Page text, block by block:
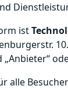
ist
alle